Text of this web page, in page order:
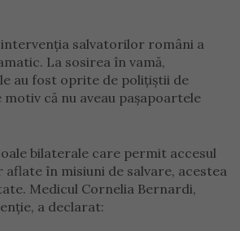
intervenția salvatorilor români a
La sosirea în vamă,
au fost oprite de polițiștii de
că nu aveau pașapoartele
bilaterale care permit accesul
în misiuni de salvare, acestea
Medicul Cornelia Bernardi,
a declarat: